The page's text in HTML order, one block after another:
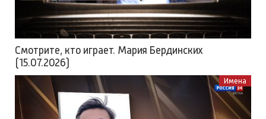
Смотрите, кто играет. Мария Бердинских
(15.07.2026)
Имена